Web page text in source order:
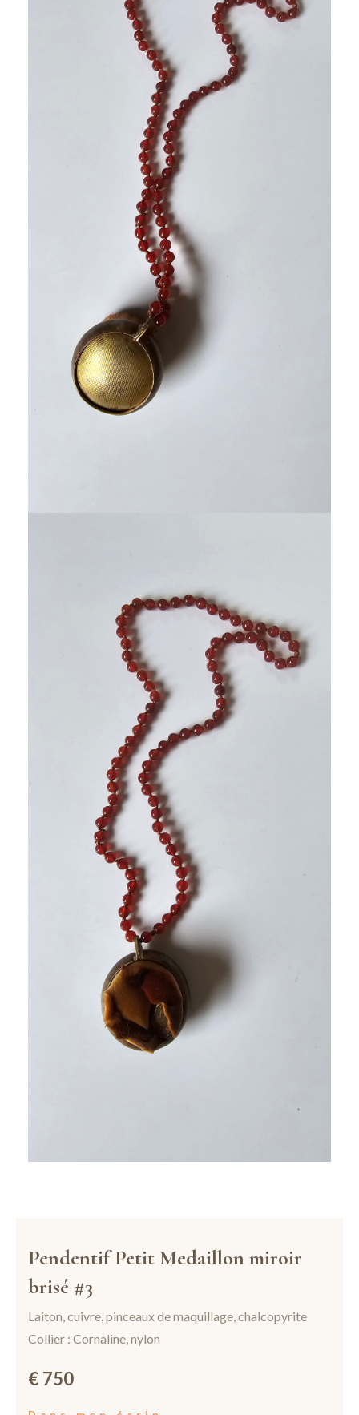
Pendentif Petit Medaillon miroir
brisé #3
Laiton, cuivre, pinceaux de maquillage, chalcopyrite
Collier : Cornaline, nylon
€ 750